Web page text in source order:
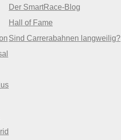
Der SmartRace-Blog
Hall of Fame
Sind Carrerabahnen langweilig?